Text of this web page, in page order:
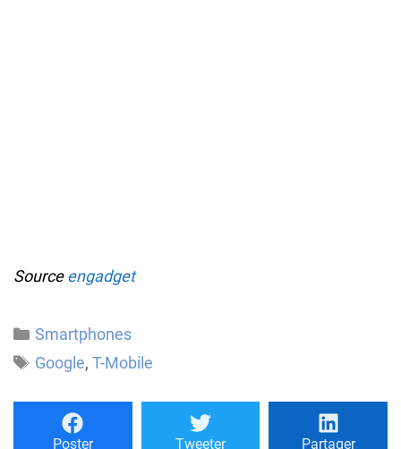
Sourceengadget
Catégories
Smartphones
Étiquettes
Google, T-Mobile
Poster Tweeter Partager